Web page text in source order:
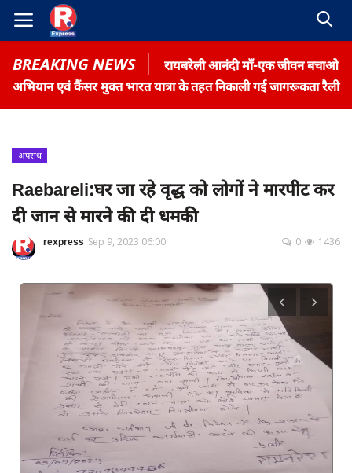
BREAKING NEWS
रायबरेली आनंदी माँ-एक जीवन बचाओ
अभियान एवं कैंसर मुक्त भारत यात्रा के तहत निकाली गई जागरूकता रैली
Contact
Terms & Conditions
रोजगार समाचार
About US
Privacy Policy
App verify
अपराध
अपराध
Raebareli:घर जा रहे वृद्ध को लोगों ने मारपीट कर
दी जान से मारने की दी धमकी
rexpress Sep 9, 2023 06:00 1436
0